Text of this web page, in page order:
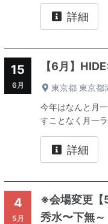
詳細
15
6月
【6月】
東京都 東京都
今年はなんと月
すことなく月一
詳細
4
5月
※会場変更【
秀水〜下無～